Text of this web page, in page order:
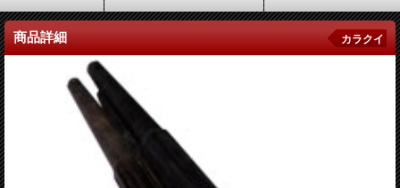
商品詳細 カラクイ